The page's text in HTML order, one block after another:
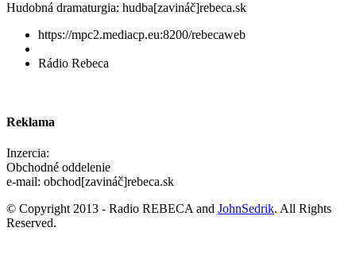
Hudobná dramaturgia: hudba[zavináč]rebeca.sk
https://mpc2.mediacp.eu:8200/rebecaweb
Rádio Rebeca
Reklama
Inzercia:
Obchodné oddelenie
e-mail: obchod[zavináč]rebeca.sk
© Copyright 2013 - Radio REBECA and JohnSedrik. All Rights
Reserved.